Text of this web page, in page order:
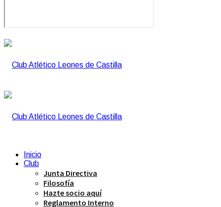
Inicio
Club
Junta Directiva
Filosofía
Hazte socio aquí
Reglamento Interno